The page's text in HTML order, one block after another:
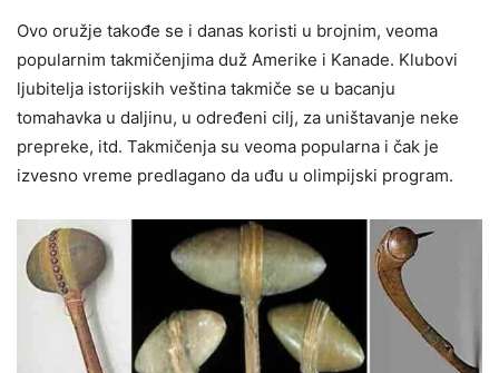
Ovo oružje takođe se i danas koristi u brojnim, veoma
popularnim takmičenjima duž Amerike i Kanade. Klubovi
ljubitelja istorijskih veština takmiče se u bacanju
tomahavka u daljinu, u određeni cilj, za uništavanje neke
prepreke, itd. Takmičenja su veoma popularna i čak je
izvesno vreme predlagano da uđu u olimpijski program.